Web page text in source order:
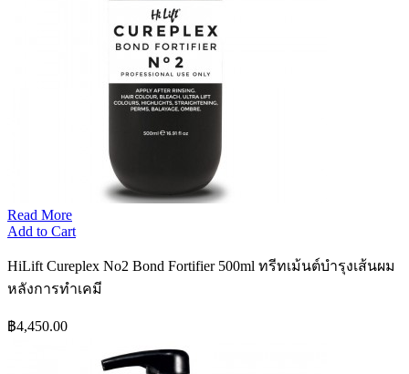
Read More
Add to Cart
HiLift Cureplex No2 Bond Fortifier 500ml ทรีทเม้นต์บำรุงเส้นผม
หลังการทำเคมี
฿4,450.00